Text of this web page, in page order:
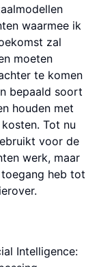
waarmee ik
zal
moeten
te komen
bepaald soort
houden met
Tot nu
voor de
werk, maar
heb tot